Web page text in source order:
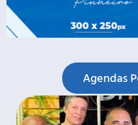
Agendas